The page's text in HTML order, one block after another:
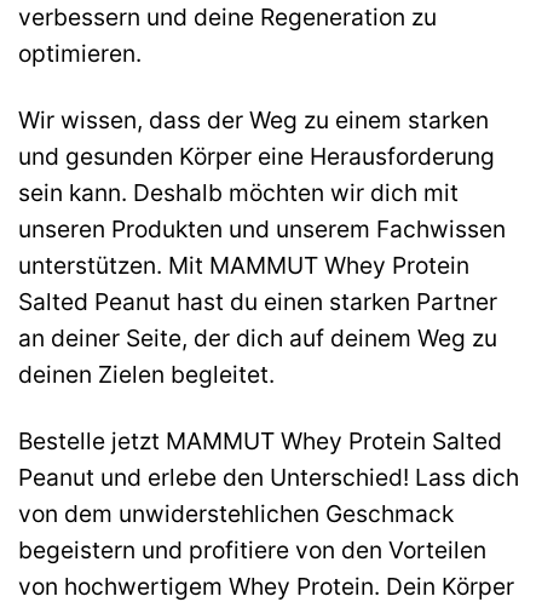
verbessern und deine Regeneration zu
optimieren.
Wir wissen, dass der Weg zu einem starken
und gesunden Körper eine Herausforderung
sein kann. Deshalb möchten wir dich mit
unseren Produkten und unserem Fachwissen
unterstützen. Mit MAMMUT Whey Protein
Salted Peanut hast du einen starken Partner
an deiner Seite, der dich auf deinem Weg zu
deinen Zielen begleitet.
Bestelle jetzt MAMMUT Whey Protein Salted
Peanut und erlebe den Unterschied! Lass dich
von dem unwiderstehlichen Geschmack
begeistern und profitiere von den Vorteilen
von hochwertigem Whey Protein. Dein Körper